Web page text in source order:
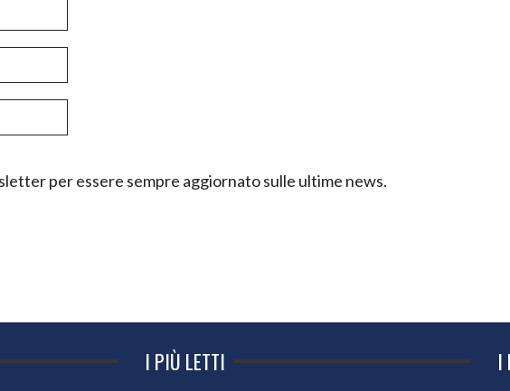
per essere sempre aggiornato sulle ultime news.
I PIÙ LETTI I